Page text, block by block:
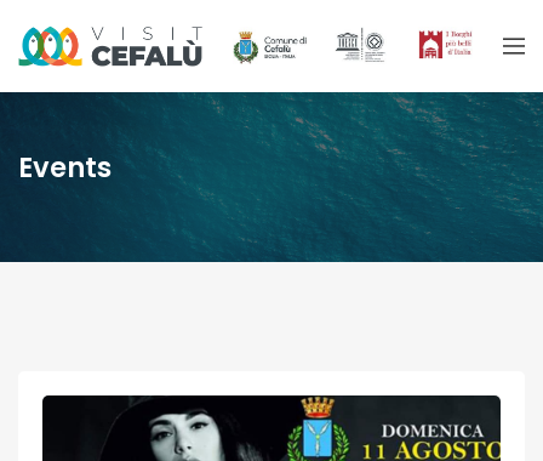
Events